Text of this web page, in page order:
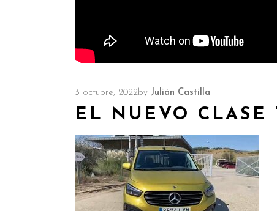
3 octubre, 2022by Julián Castilla
EL NUEVO CLASE